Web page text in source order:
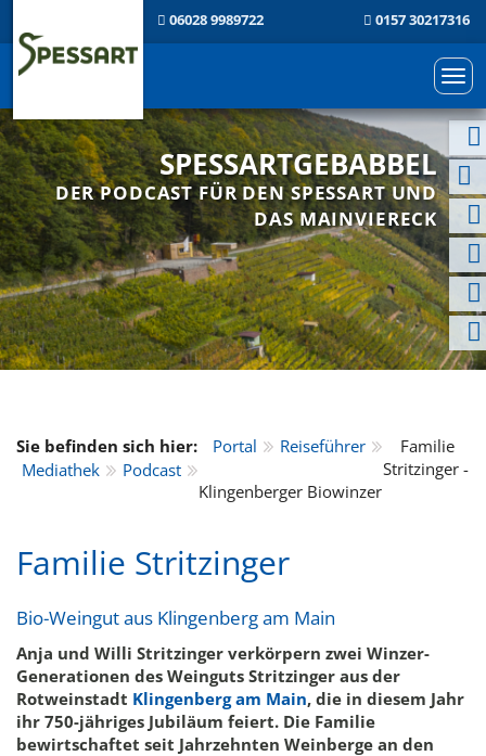
06028 9989722 0157 30217316
SPESSARTGEBABBEL
DER PODCAST FÜR DEN SPESSART UND
DAS MAINVIERECK
Sie befinden sich hier: Portal
Reiseführer
Mediathek
Podcast
Familie
Stritzinger -
Klingenberger Biowinzer
Familie Stritzinger
Bio-Weingut aus Klingenberg am Main
Anja und Willi Stritzinger verkörpern zwei Winzer-
Generationen des Weinguts Stritzinger aus der
Rotweinstadt Klingenberg am Main, die in diesem Jahr
ihr 750-jähriges Jubiläum feiert. Die Familie
bewirtschaftet seit Jahrzehnten Weinberge an den